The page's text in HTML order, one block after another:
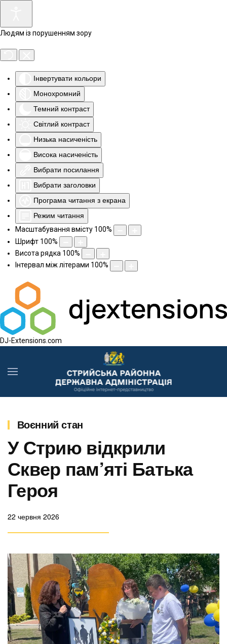
Людям із порушенням зору
Інвертувати кольори
Монохромний
Темний контраст
Світлий контраст
Низька насиченість
Висока насиченість
Вибрати посилання
Вибрати заголовки
Програма читання з екрана
Режим читання
Масштабування вмісту 100%
Шрифт 100%
Висота рядка 100%
Інтервал між літерами 100%
DJ-Extensions.com
Воєнний стан
У Стрию відкрили
Сквер пам’яті Батька
Героя
22 червня 2026